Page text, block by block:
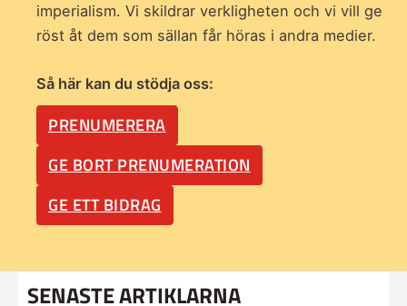
imperialism. Vi skildrar verkligheten och vi vill ge
röst åt dem som sällan får höras i andra medier.
Så här kan du stödja oss:
PRENUMERERA
GE BORT PRENUMERATION
GE ETT BIDRAG
SENASTE ARTIKLARNA